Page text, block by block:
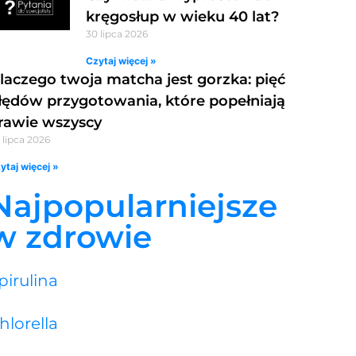
kręgosłup w wieku 40 lat?
30 lipca 2026
Czytaj więcej »
twoja matcha jest gorzka: pięć
przygotowania, które popełniają
wszyscy
lipca 2026
więcej »
zdrowie